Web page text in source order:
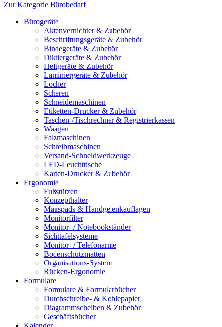
Zur Kategorie Bürobedarf
Bürogeräte
Aktenvernichter & Zubehör
Beschriftungsgeräte & Zubehör
Bindegeräte & Zubehör
Diktiergeräte & Zubehör
Heftgeräte & Zubehör
Laminiergeräte & Zubehör
Locher
Scheren
Schneidemaschinen
Etiketten-Drucker & Zubehör
Taschen-/Tischrechner & Registrierkassen
Waagen
Falzmaschinen
Schreibmaschinen
Versand-Schneidwerkzeuge
LED-Leuchttische
Karten-Drucker & Zubehör
Ergonomie
Fußstützen
Konzepthalter
Mauspads & Handgelenkauflagen
Monitorfilter
Monitor- / Notebookständer
Sichttafelsysteme
Monitor- / Telefonarme
Bodenschutzmatten
Organisations-System
Rücken-Ergonomie
Formulare
Formulare & Formularbücher
Durchschreibe- & Kohlepapier
Diagrammscheiben & Zubehör
Geschäftsbücher
Kalender